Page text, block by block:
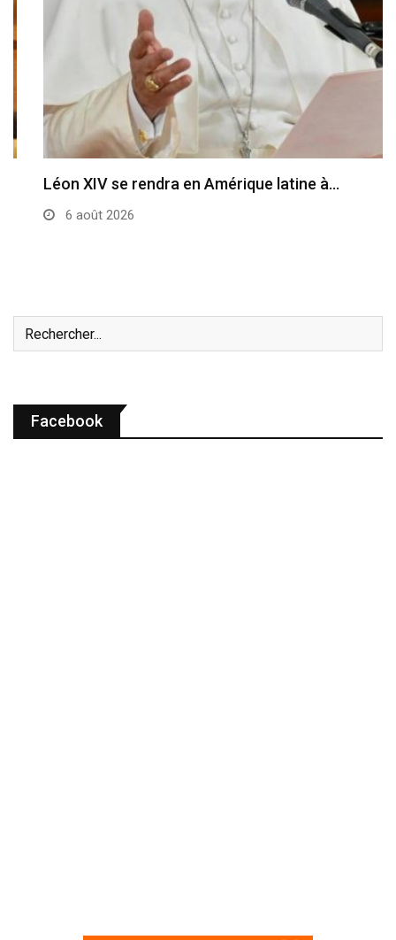
Léon XIV se rendra en Amérique latine à…
6 août 2026
Facebook